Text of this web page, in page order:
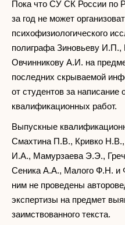
Пока что СУ СК России по
за год не может
психофизиологического
полиграфа Зиновьеву И.П.,
Овчинникову А.И. на
последних скрываемой
от студентов за
квалификационных работ.
Выпускные
Смахтина П.В., Кривко
И.А., Мамурзаева Э.Э.,
Сеника А.А., Малого Ф.Н. и
ним не проведены
экспертизы на предмет
заимствованного текста.